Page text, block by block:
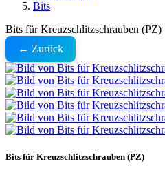
Bits
Bits für Kreuzschlitzschrauben (PZ)
← Zurück
Bits für Kreuzschlitzschrauben (PZ)